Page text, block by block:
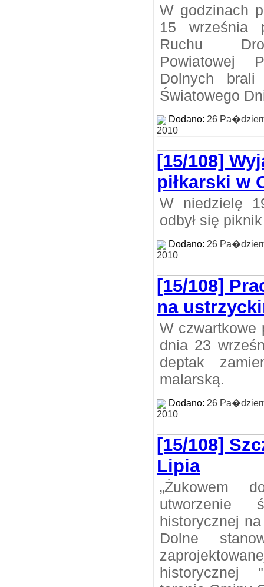
W godzinach
15 września
Ruchu
Powiatowej
Dolnych brali
Światowego
Dodano: 26
2010
[15/108]
piłkarski w
W niedzielę
odbył się
Dodano: 26
2010
[15/108]
na
W czwartkowe
dnia 23
deptak
malarską.
Dodano: 26
2010
[15/108]
Lipia
„Żukowem
utworzenie
historycznej
Dolne
historycznej